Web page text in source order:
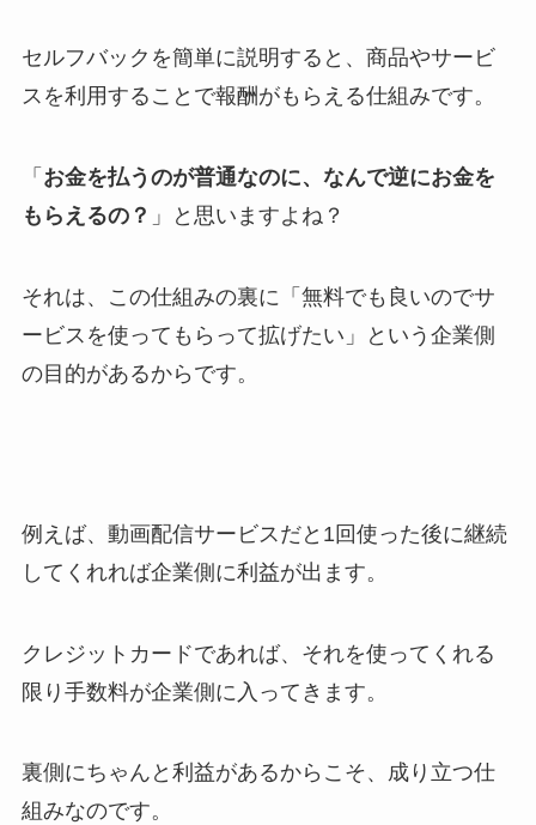
セルフバックを簡単に説明すると、商品やサービ
スを利用することで報酬がもらえる仕組みです。
「 お金を払うのが普通なのに、なんで逆にお金を
もらえるの？ 」と思いますよね？
それは、この仕組みの裏に「無料でも良いのでサ
ービスを使ってもらって拡げたい」という企業側
の目的があるからです。
例えば、動画配信サービスだと1回使った後に継続
してくれれば企業側に利益が出ます。
クレジットカードであれば、それを使ってくれる
限り手数料が企業側に入ってきます。
裏側にちゃんと利益があるからこそ、成り立つ仕
組みなのです。